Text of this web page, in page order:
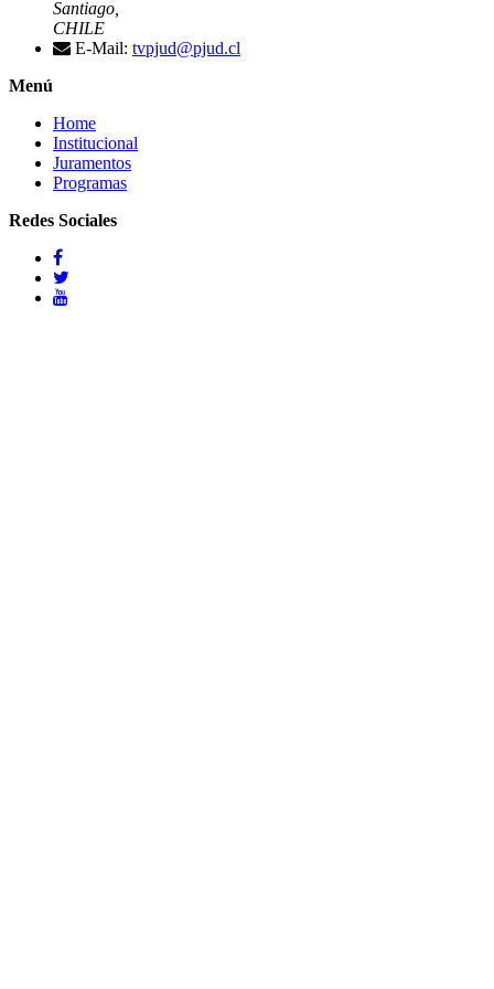
Santiago,
CHILE
E-Mail: tvpjud@pjud.cl
Menú
Home
Institucional
Juramentos
Programas
Redes Sociales